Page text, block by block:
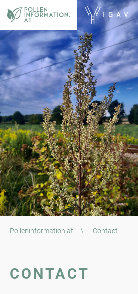
Polleninformation.at \ Contact
CONTACT